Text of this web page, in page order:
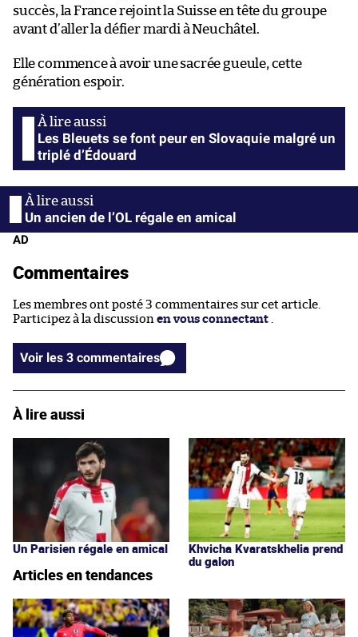
succès, la France rejoint la Suisse en tête du groupe
avant d’aller la défier mardi à Neuchâtel.
Elle commence à avoir une sacrée gueule, cette
génération espoir.
Les Bleuets se font peur en Slovaquie malgré un
triplé d’Édouard
Un ancien de l’OL régale en amical
AD
Commentaires
Les membres ont posté 3 commentaires sur cet article.
Participez à la discussion en vous connectant
Voir les 3 commentaires
À lire aussi
Un Parisien régale en amical
Khvicha Kvaratskhelia prend
du galon
Articles en tendances